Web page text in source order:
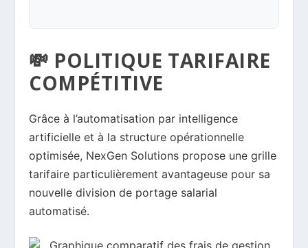
💸 POLITIQUE TARIFAIRE
COMPÉTITIVE
Grâce à l’automatisation par intelligence
artificielle et à la structure opérationnelle
optimisée, NexGen Solutions propose une grille
tarifaire particulièrement avantageuse pour sa
nouvelle division de portage salarial
automatisé.